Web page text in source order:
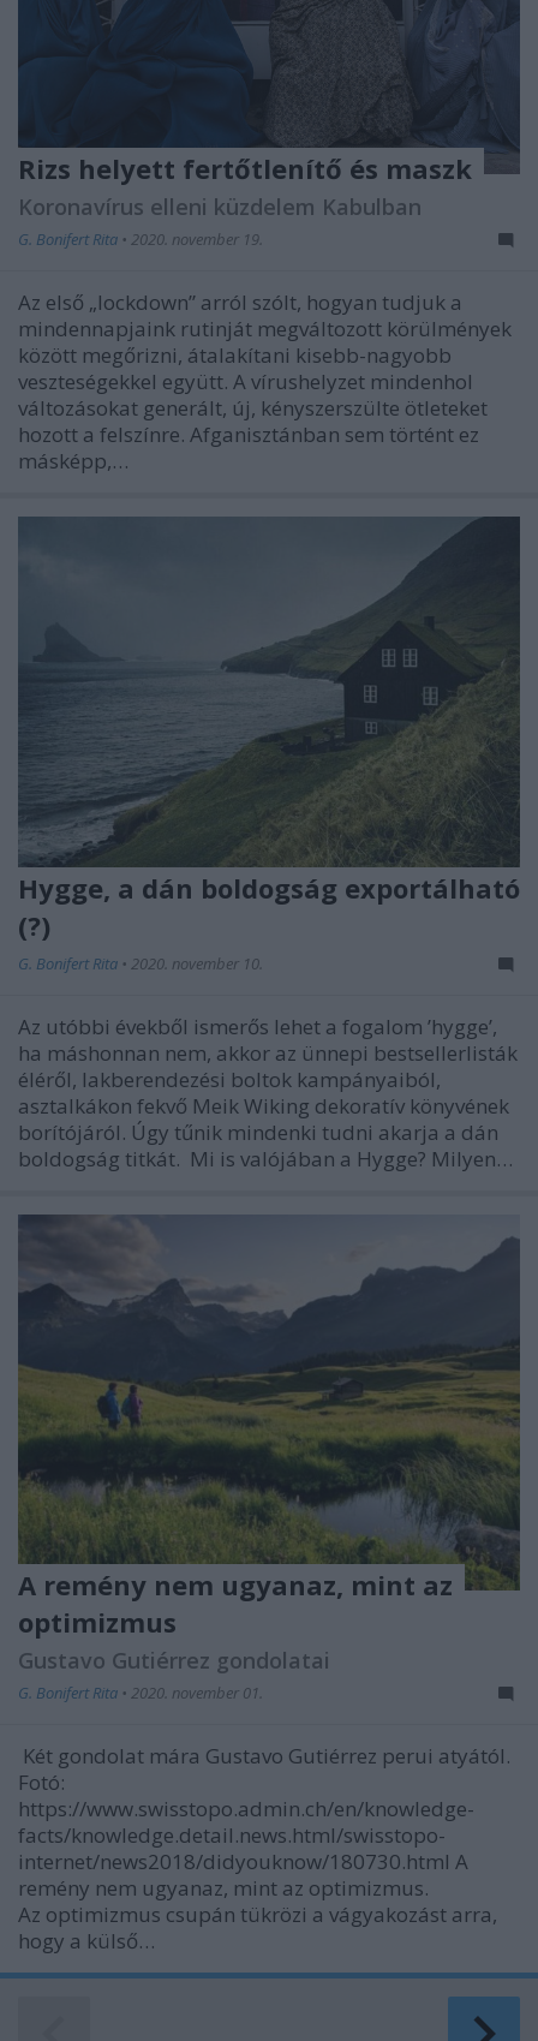
Rizs helyett fertőtlenítő és maszk
Koronavírus elleni küzdelem Kabulban
G. Bonifert Rita • 2020. november 19.
Az első „lockdown” arról szólt, hogyan tudjuk a
mindennapjaink rutinját megváltozott körülmények
között megőrizni, átalakítani kisebb-nagyobb
veszteségekkel együtt. A vírushelyzet mindenhol
változásokat generált, új, kényszerszülte ötleteket
hozott a felszínre. Afganisztánban sem történt ez
másképp,…
Hygge, a dán boldogság exportálható
(?)
G. Bonifert Rita • 2020. november 10.
Az utóbbi évekből ismerős lehet a fogalom ’hygge’,
ha máshonnan nem, akkor az ünnepi bestsellerlisták
éléről, lakberendezési boltok kampányaiból,
asztalkákon fekvő Meik Wiking dekoratív könyvének
borítójáról. Úgy tűnik mindenki tudni akarja a dán
boldogság titkát. Mi is valójában a Hygge? Milyen…
A remény nem ugyanaz, mint az
optimizmus
Gustavo Gutiérrez gondolatai
G. Bonifert Rita • 2020. november 01.
Két gondolat mára Gustavo Gutiérrez perui atyától.
Fotó:
https://www.swisstopo.admin.ch/en/knowledge-
facts/knowledge.detail.news.html/swisstopo-
internet/news2018/didyouknow/180730.html A
remény nem ugyanaz, mint az optimizmus.
Az optimizmus csupán tükrözi a vágyakozást arra,
hogy a külső…